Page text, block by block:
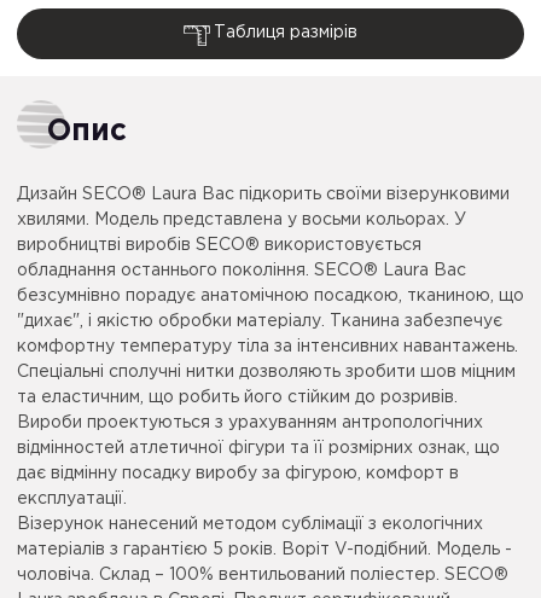
Таблиця размірів
Опис
Дизайн SECO® Laura Вас підкорить своїми візерунковими
хвилями. Модель представлена ​​у восьми кольорах. У
виробництві виробів SECO® використовується
обладнання останнього покоління. SECO® Laura Вас
безсумнівно порадує анатомічною посадкою, тканиною, що
"дихає", і якістю обробки матеріалу. Тканина забезпечує
комфортну температуру тіла за інтенсивних навантажень.
Спеціальні сполучні нитки дозволяють зробити шов міцним
та еластичним, що робить його стійким до розривів.
Вироби проектуються з урахуванням антропологічних
відмінностей атлетичної фігури та її розмірних ознак, що
дає відмінну посадку виробу за фігурою, комфорт в
експлуатації.
Візерунок нанесений методом сублімації з екологічних
матеріалів з гарантією 5 років. Воріт V-подібний. Модель -
чоловіча. Склад – 100% вентильований поліестер. SECO®